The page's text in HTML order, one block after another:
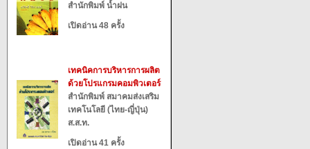
สำนักพิมพ์ น้ำฝน
เปิดอ่าน 48 ครั้ง
เทคนิคการบริหารการผลิต
ด้วยโปรแกรมคอมพิวเตอร์
สำนักพิมพ์ สมาคมส่งเสริม
เทคโนโลยี (ไทย-ญี่ปุ่น)
ส.ส.ท.
เปิดอ่าน 41 ครั้ง